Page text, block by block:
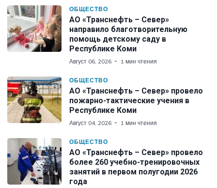
ОБЩЕСТВО
АО «Транснефть – Север»
направило благотворительную
помощь детскому саду в
Республике Коми
Август 06, 2026 1 мин чтения
ОБЩЕСТВО
АО «Транснефть – Север» провело
пожарно-тактические учения в
Республике Коми
Август 04, 2026 1 мин чтения
ОБЩЕСТВО
АО «Транснефть – Север» провело
более 260 учебно-тренировочных
занятий в первом полугодии 2026
года